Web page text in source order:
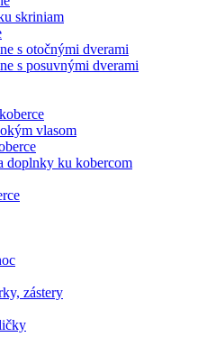
skriniam
s otočnými dverami
s posuvnými dverami
vlasom
doplnky ku kobercom
zástery